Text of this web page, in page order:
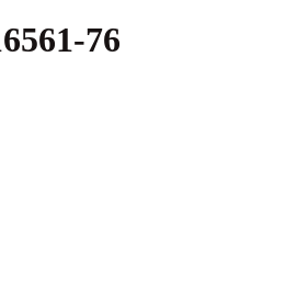
76